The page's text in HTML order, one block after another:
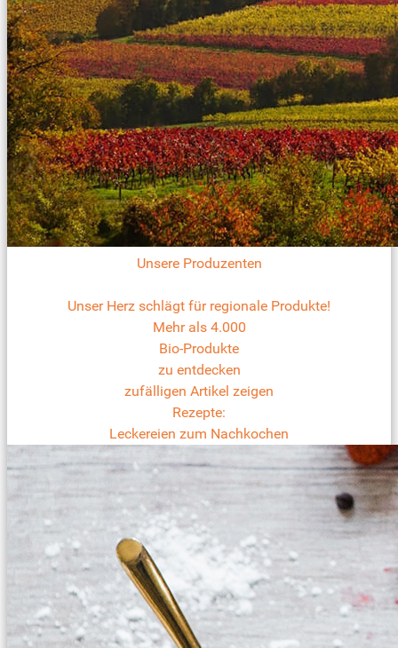
Unsere Produzenten
Unser Herz schlägt für regionale Produkte!
Mehr als 4.000
Bio-Produkte
zu entdecken
zufälligen Artikel zeigen
Rezepte:
Leckereien zum Nachkochen